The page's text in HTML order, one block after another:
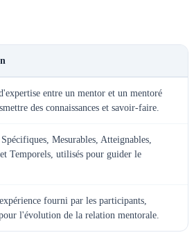
entre un mentor et un mentoré
des connaissances et savoir-faire.
Mesurables, Atteignables,
Temporels, utilisés pour guider le
fourni par les participants,
l'évolution de la relation mentorale.